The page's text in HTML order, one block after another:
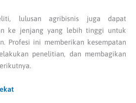
lulusan agribisnis juga dapat
ke jenjang yang lebih tinggi untuk
Profesi ini memberikan kesempatan
penelitian, dan membagikan